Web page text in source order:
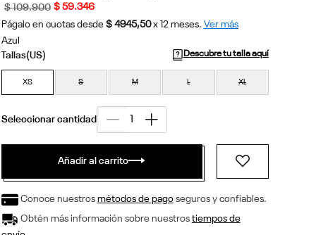
$ 109.900 $ 59.346
Págalo en cuotas desde $ 4945,50 x 12meses. Ver más
Azul
Descubre tu talla aquí
XS S M L XL
Añadir al carrito
Conoce nuestros métodos de pagoseguros y confiables.
Obtén más información sobre nuestros tiempos de